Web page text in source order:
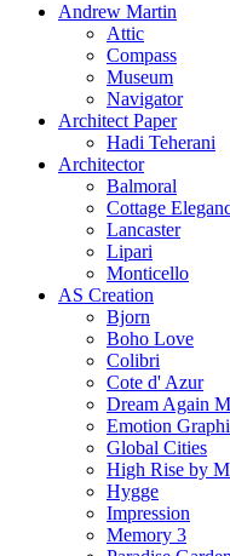
Andrew Martin
Attic
Compass
Museum
Navigator
Architect Paper
Hadi Teherani
Architector
Balmoral
Cottage
Lancaster
Lipari
Monticello
AS Creation
Bjorn
Boho Love
Colibri
Cote d' Azur
Dream Again
Emotion
Global Cities
High Rise by
Hygge
Impression
Memory 3